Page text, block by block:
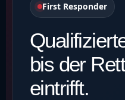
First Responder
bis der
eintrifft.